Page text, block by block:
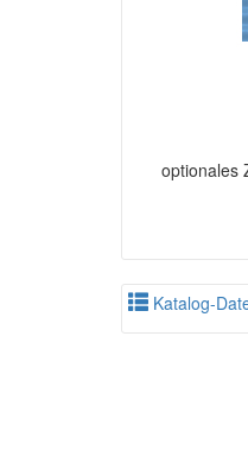
optionales
Katalog-